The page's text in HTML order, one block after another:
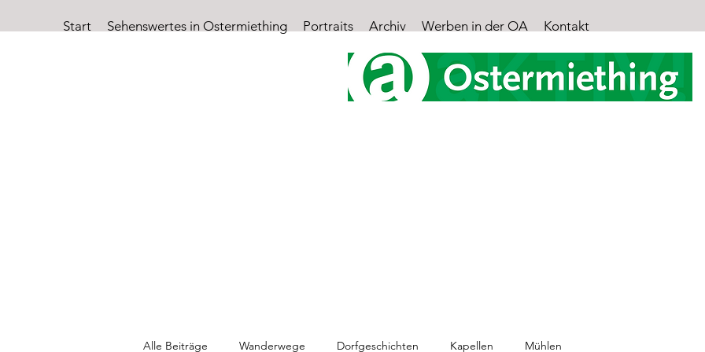
Start Sehenswertes in Ostermiething Portraits Archiv Werben in der OA Kontakt
Alle Beiträge Wanderwege Dorfgeschichten Kapellen Mühlen